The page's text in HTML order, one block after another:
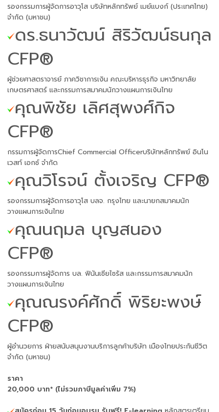
รองกรรมการผู้จัดการอาวุโส บริษัทหลักทรัพย์ เมย์แบงก์ (ประเทศไทย)
จำกัด (มหาชน)
ดร.ธนาวัฒน์ สิริวัฒน์ธนกุล
CFP®
ผู้ช่วยศาสตราจารย์ ภาควิชาการเงิน คณะบริหารธุรกิจ มหาวิทยาลัย
เกษตรศาสตร์ และกรรมการสมาคมนักวางแผนการเงินไทย
คุณพิชัย เลิศสุพงศ์กิจ
CFP®
กรรมการผู้จัดการChief Commercial Officerบริษัทหลักทรัพย์ อินโน
เวสท์ เอกซ์ จำกัด
คุณวิโรจน์ ตั้งเจริญ CFP®
รองกรรมการผู้จัดการอาวุโส บลจ. กรุงไทย และนายกสมาคมนัก
วางแผนการเงินไทย
คุณนฤมล บุญสนอง
CFP®
รองกรรมการผู้จัดการ บล. ฟินันเซียไซรัส และกรรมการสมาคมนัก
วางแผนการเงินไทย
คุณณรงค์ศักดิ์ พิริยะพงษ์
CFP®
ผู้อำนวยการ ฝ่ายสนับสนุนงานบริการลูกค้าบริษัท เมืองไทยประกันชีวิต
จำกัด (มหาชน)
ราคา
20,000 บาท* (ไม่รวมภาษีมูลค่าเพิ่ม 7%)